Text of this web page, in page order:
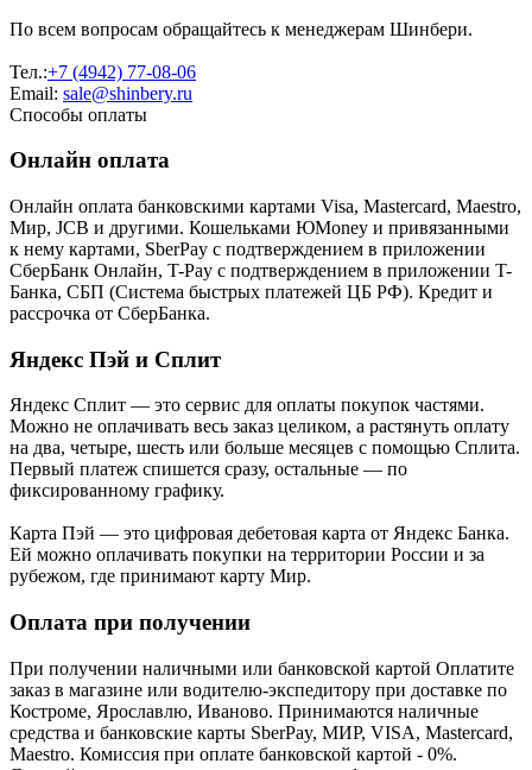
По всем вопросам обращайтесь к менеджерам Шинбери.
Тел.:+7 (4942) 77-08-06
Email: sale@shinbery.ru
Способы оплаты
Онлайн оплата
Онлайн оплата банковскими картами Visa, Mastercard, Maestro,
Мир, JCB и другими. Кошельками ЮMoney и привязанными
к нему картами, SberPay с подтверждением в приложении
СберБанк Онлайн, T-Pay с подтверждением в приложении T-
Банка, СБП (Система быстрых платежей ЦБ РФ). Кредит и
рассрочка от СберБанка.
Яндекс Пэй и Сплит
Яндекс Cплит — это сервис для оплаты покупок частями.
Можно не оплачивать весь заказ целиком, а растянуть оплату
на два, четыре, шесть или больше месяцев с помощью Сплита.
Первый платеж спишется сразу, остальные — по
фиксированному графику.
Карта Пэй — это цифровая дебетовая карта от Яндекс Банка.
Ей можно оплачивать покупки на территории России и за
рубежом, где принимают карту Мир.
Оплата при получении
При получении наличными или банковской картой Оплатите
заказ в магазине или водителю-экспедитору при доставке по
Костроме, Ярославлю, Иваново. Принимаются наличные
средства и банковские карты SberPay, МИР, VISA, Mastercard,
Maestro. Комиссия при оплате банковской картой - 0%.